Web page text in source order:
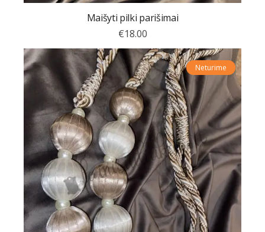
Maišyti pilki parišimai
€18.00
Neturime